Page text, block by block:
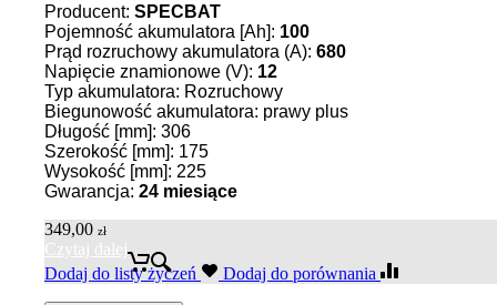
Producent: SPECBAT
Pojemność akumulatora [Ah]: 100
Prąd rozruchowy akumulatora (A): 680
Napięcie znamionowe (V): 12
Typ akumulatora: Rozruchowy
Biegunowość akumulatora: prawy plus
Długość [mm]: 306
Szerokość [mm]: 175
Wysokość [mm]: 225
Gwarancja: 24 miesiące
349,00 zł
Czytaj dalej
Dodaj do listy życzeń
Dodaj do porównania